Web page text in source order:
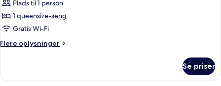
Standardenkeltværelse
Plads til 1 person
1 queensize-seng
Gratis Wi-Fi
Flere oplysninger
Flere
Se priser